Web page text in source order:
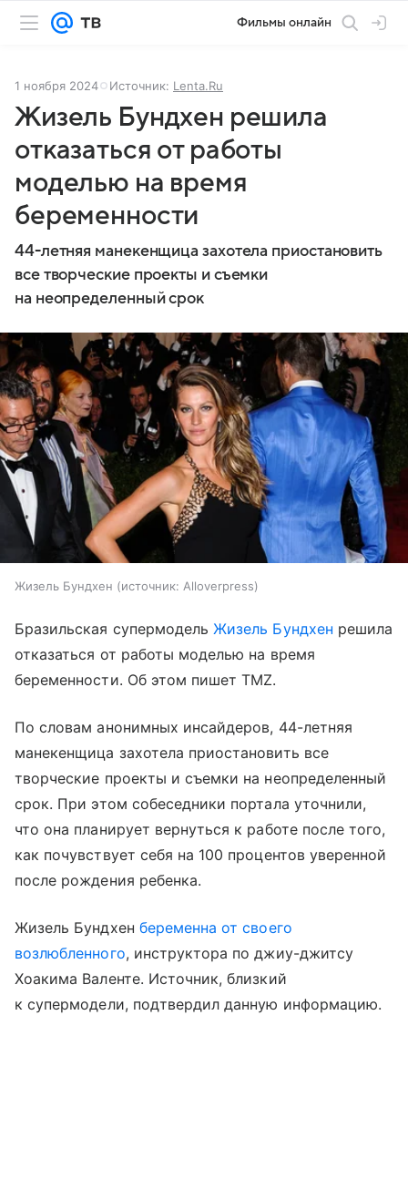
Фильмы онлайн
1 ноября 2024 Источник: Lenta.Ru
Жизель Бундхен решила
отказаться от работы
моделью на время
беременности
44-летняя манекенщица захотела приостановить
все творческие проекты и съемки
на неопределенный срок
Жизель Бундхен источник: Alloverpress
Бразильская супермодель Жизель Бундхен решила
отказаться от работы моделью на время
беременности. Об этом пишет TMZ.
По словам анонимных инсайдеров, 44-летняя
манекенщица захотела приостановить все
творческие проекты и съемки на неопределенный
срок. При этом собеседники портала уточнили,
что она планирует вернуться к работе после того,
как почувствует себя на 100 процентов уверенной
после рождения ребенка.
Жизель Бундхен беременна от своего
возлюбленного, инструктора по джиу-джитсу
Хоакима Валенте. Источник, близкий
к супермодели, подтвердил данную информацию.